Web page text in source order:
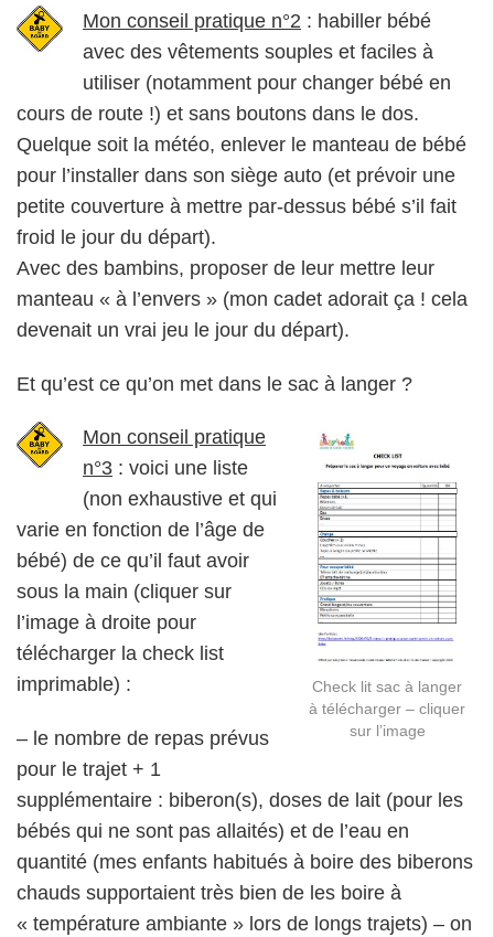
Mon conseil pratique n°2 : habiller bébé
avec des vêtements souples et faciles à
utiliser (notamment pour changer bébé en
cours de route !) et sans boutons dans le dos.
Quelque soit la météo, enlever le manteau de bébé
pour l’installer dans son siège auto (et prévoir une
petite couverture à mettre par-dessus bébé s’il fait
froid le jour du départ).
Avec des bambins, proposer de leur mettre leur
manteau « à l’envers » (mon cadet adorait ça ! cela
devenait un vrai jeu le jour du départ).
Et qu’est ce qu’on met dans le sac à langer ?
Check lit sac à langer
à télécharger – cliquer
sur l’image
Mon conseil pratique
n°3 : voici une liste
(non exhaustive et qui
varie en fonction de l’âge de
bébé) de ce qu’il faut avoir
sous la main (cliquer sur
l’image à droite pour
télécharger la check list
imprimable) :
– le nombre de repas prévus
pour le trajet + 1
supplémentaire : biberon(s), doses de lait (pour les
bébés qui ne sont pas allaités) et de l’eau en
quantité (mes enfants habitués à boire des biberons
chauds supportaient très bien de les boire à
« température ambiante » lors de longs trajets) – on